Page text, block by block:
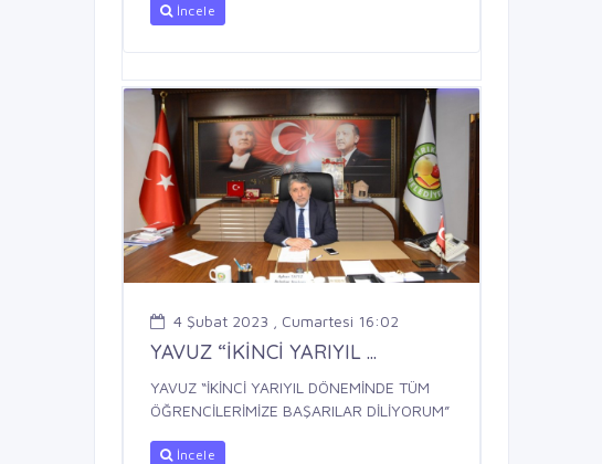
İncele
4 Şubat 2023 , Cumartesi 16:02
YAVUZ “İKİNCİ YARIYIL ...
YAVUZ “İKİNCİ YARIYIL DÖNEMİNDE TÜM
ÖĞRENCİLERİMİZE BAŞARILAR DİLİYORUM”
İncele